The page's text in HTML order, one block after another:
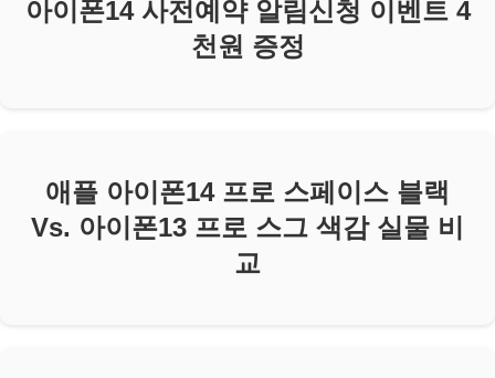
아이폰14 사전예약 알림신청 이벤트 4
천원 증정
애플 아이폰14 프로 스페이스 블랙
Vs. 아이폰13 프로 스그 색감 실물 비
교